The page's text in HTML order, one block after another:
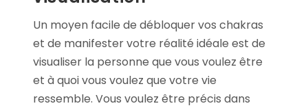
Un moyen facile de débloquer vos chakras
et de manifester votre réalité idéale est de
visualiser la personne que vous voulez être
et à quoi vous voulez que votre vie
ressemble. Vous voulez être précis dans